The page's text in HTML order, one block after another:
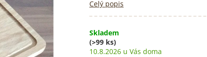
Celý popis
Skladem
(>99 ks)
10.8.2026